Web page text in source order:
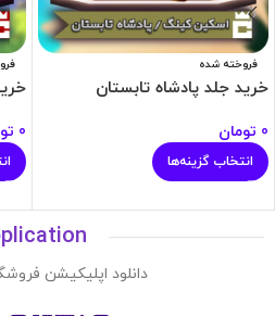
فروخته شده
خرید جلد پادشاه تابستان
0 تومان
انتخاب گزینه‌ها
0
دانلود اپلیکیشن